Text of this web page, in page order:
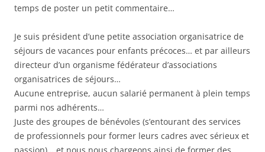
temps de poster un petit commentaire…
Je suis président d’une petite association organisatrice de
séjours de vacances pour enfants précoces… et par ailleurs
directeur d’un organisme fédérateur d’associations
organisatrices de séjours…
Aucune entreprise, aucun salarié permanent à plein temps
parmi nos adhérents…
Juste des groupes de bénévoles (s’entourant des services
de professionnels pour former leurs cadres avec sérieux et